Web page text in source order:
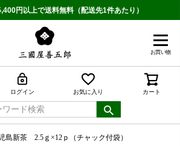
円以上で送料無料（配送先1件あたり）
お買い物
ログイン お気に入り カート
島新茶 2.5ｇ×12ｐ（チャック付袋）